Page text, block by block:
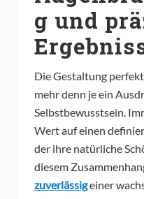
g und
Die Gestaltung
mehr denn je ein
Selbstbewusstsein.
Wert auf einen
der ihre natürliche
diesem
zuverlässigeiner